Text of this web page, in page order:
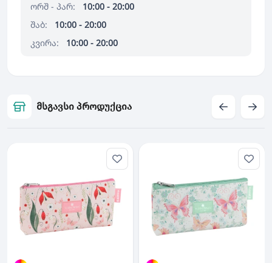
ორშ - პარ:
10:00 - 20:00
შაბ:
10:00 - 20:00
კვირა:
10:00 - 20:00
მსგავსი პროდუქცია